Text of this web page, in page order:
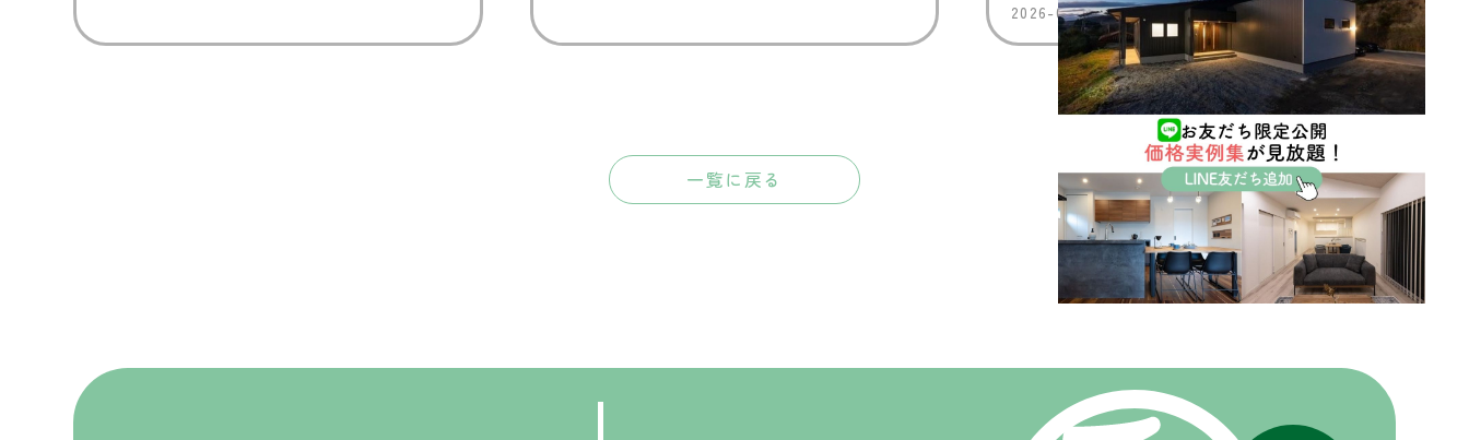
2026-07-29 (Wed) VIEW MORE
一覧に戻る